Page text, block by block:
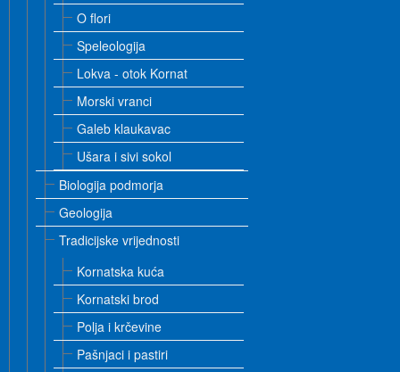
O flori
Speleologija
Lokva - otok Kornat
Morski vranci
Galeb klaukavac
Ušara i sivi sokol
Biologija podmorja
Geologija
Tradicijske vrijednosti
Kornatska kuća
Kornatski brod
Polja i krčevine
Pašnjaci i pastiri